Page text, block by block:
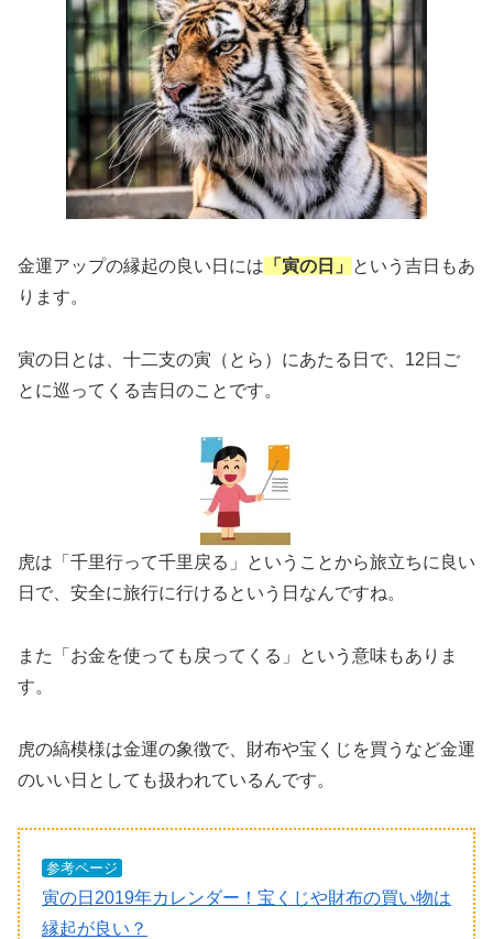
金運アップの縁起の良い日には 「寅の日」
という吉日もあ
ります。
寅の日とは、十二支の寅（とら）にあたる日で、12日ご
とに巡ってくる吉日のことです。
虎は「千里行って千里戻る」ということから旅立ちに良い
日で、安全に旅行に行けるという日なんですね。
また「お金を使っても戻ってくる」という意味もありま
す。
虎の縞模様は金運の象徴で、財布や宝くじを買うなど金運
のいい日としても扱われているんです。
参考ページ
寅の日2019年カレンダー！宝くじや財布の買い物は
縁起が良い？